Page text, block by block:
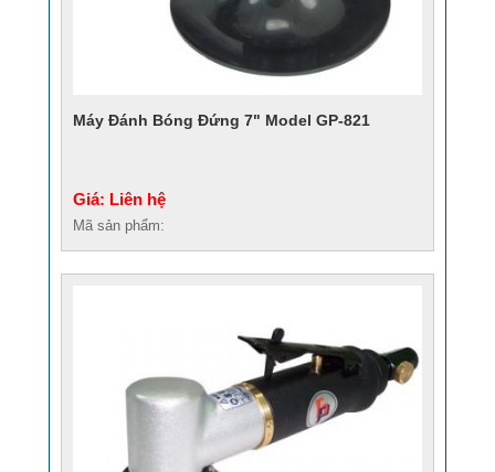
Máy Đánh Bóng Đứng 7" Model GP-821
Giá: Liên hệ
Mã sản phẩm: